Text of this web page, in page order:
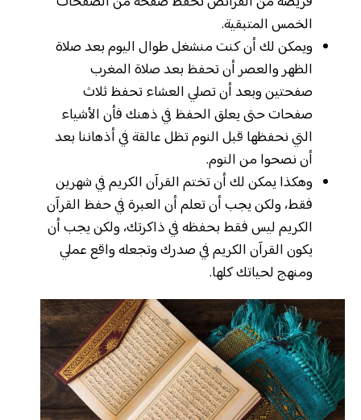
الخمس المتبقية.
ويمكن لك أن كنت منشغل طوال اليوم بعد صلاة
الظهر والعصر أن تحفظ بعد صلاة المغرب
صفحتين وبعد أن تصلي العشاء تحفظ ثلاث
صفحات حتى يعلق الحفظ في ذهنك فأن الأشياء
التي نحفظها قبل النوم تظل عالقة في أذهاننا بعد
أن نصحوا من النوم.
وهكذا يمكن لك أن تختم القرآن الكريم في شهرين
فقط، ولكن يجب أن تعلم أن العبرة في حفظ القرآن
الكريم ليس فقط بحفظه في ذاكرتك، ولكن يجب أن
يكون القرآن الكريم في صدرك وتجعله واقع عملي
ومنهج لحياتك كلها.